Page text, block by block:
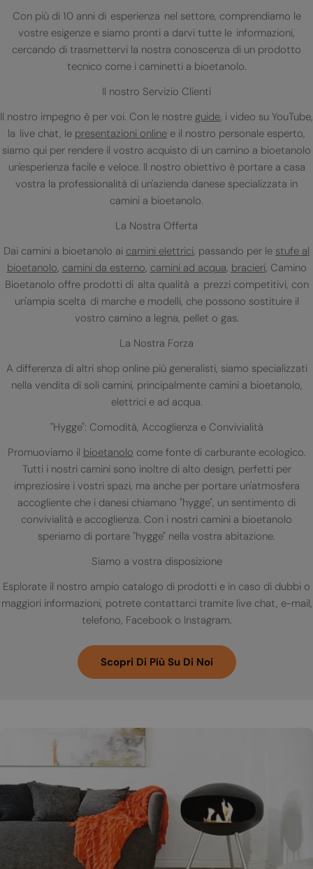
Con più di 10 anni di esperienza nel settore, comprendiamo le
vostre esigenze e siamo pronti a darvi tutte le informazioni,
cercando di trasmettervi la nostra conoscenza di un prodotto
tecnico come i caminetti a bioetanolo.
Il nostro Servizio Clienti
Il nostro impegno è per voi. Con le nostre guide, i video su YouTube,
la live chat, le presentazioni online e il nostro personale esperto,
siamo qui per rendere il vostro acquisto di un camino a bioetanolo
un'esperienza facile e veloce. Il nostro obiettivo è portare a casa
vostra la professionalità di un'azienda danese specializzata in
camini a bioetanolo.
La Nostra Offerta
Dai camini a bioetanolo ai camini elettrici, passando per le stufe al
bioetanolo, camini da esterno, camini ad acqua, bracieri, Camino
Bioetanolo offre prodotti di alta qualità a prezzi competitivi, con
un'ampia scelta di marche e modelli, che possono sostituire il
vostro camino a legna, pellet o gas.
La Nostra Forza
A differenza di altri shop online più generalisti, siamo specializzati
nella vendita di soli camini, principalmente camini a bioetanolo,
elettrici e ad acqua.
"Hygge": Comodità, Accoglienza e Convivialità
Promuoviamo il bioetanolo come fonte di carburante ecologico.
Tutti i nostri camini sono inoltre di alto design, perfetti per
impreziosire i vostri spazi, ma anche per portare un'atmosfera
accogliente che i danesi chiamano "hygge", un sentimento di
convivialità e accoglienza. Con i nostri camini a bioetanolo
speriamo di portare "hygge" nella vostra abitazione.
Siamo a vostra disposizione
Esplorate il nostro ampio catalogo di prodotti e in caso di dubbi o
maggiori informazioni, potrete contattarci tramite live chat, e-mail,
telefono, Facebook o Instagram.
Scopri Di Più Su Di Noi